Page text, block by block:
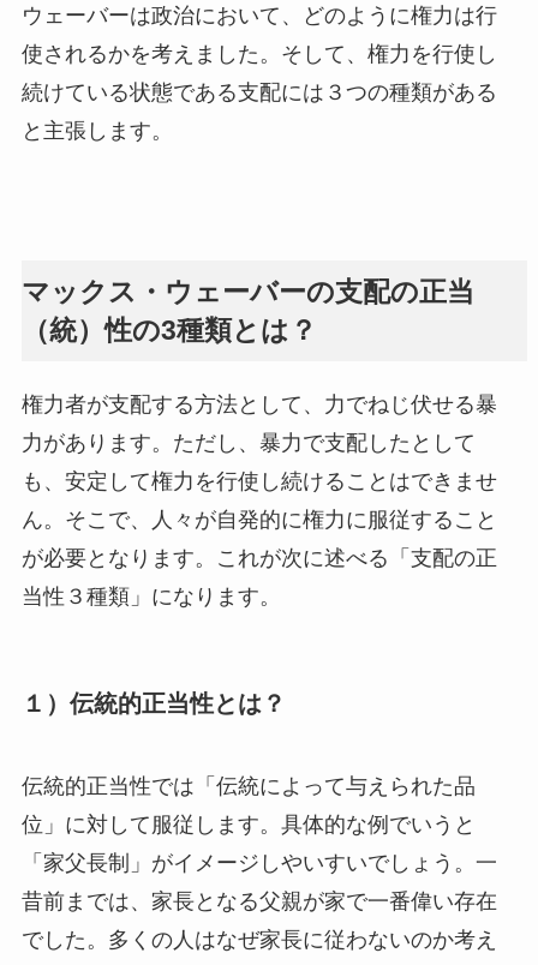
ウェーバーは政治において、どのように権力は行
使されるかを考えました。そして、権力を行使し
続けている状態である支配には３つの種類がある
と主張します。
マックス・ウェーバーの支配の正当
（統）性の3種類とは？
権力者が支配する方法として、力でねじ伏せる暴
力があります。ただし、暴力で支配したとして
も、安定して権力を行使し続けることはできませ
ん。そこで、人々が自発的に権力に服従すること
が必要となります。これが次に述べる「支配の正
当性３種類」になります。
１）伝統的正当性とは？
伝統的正当性では「伝統によって与えられた品
位」に対して服従します。具体的な例でいうと
「家父長制」がイメージしやいすいでしょう。一
昔前までは、家長となる父親が家で一番偉い存在
でした。多くの人はなぜ家長に従わないのか考え